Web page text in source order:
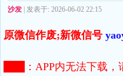
沙发 | 发表于: 2026-06-02 22:15
原微信作废;新微信号
： APP内无法下载，